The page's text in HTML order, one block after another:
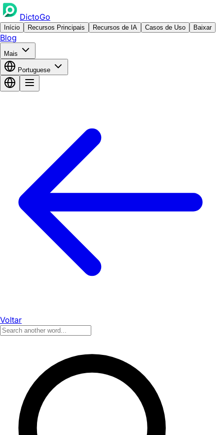
DictoGo
Início Recursos Principais Recursos de IA Casos de Uso Baixar
Blog
Mais
Portuguese
Voltar